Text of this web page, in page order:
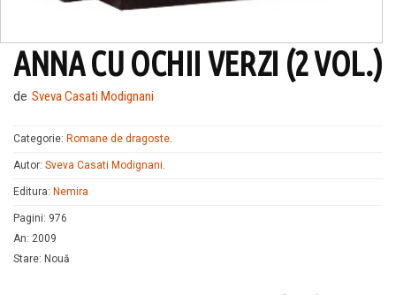
ANNA CU OCHII VERZI (2 VOL.)
de Sveva Casati Modignani
Categorie: Romane de dragoste.
Autor: Sveva Casati Modignani.
Editura: Nemira
Pagini: 976
An: 2009
Stare: Nouă